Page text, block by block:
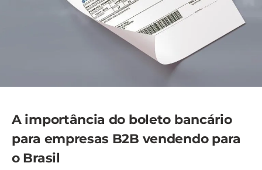
A importância do boleto bancário
para empresas B2B vendendo para
o Brasil